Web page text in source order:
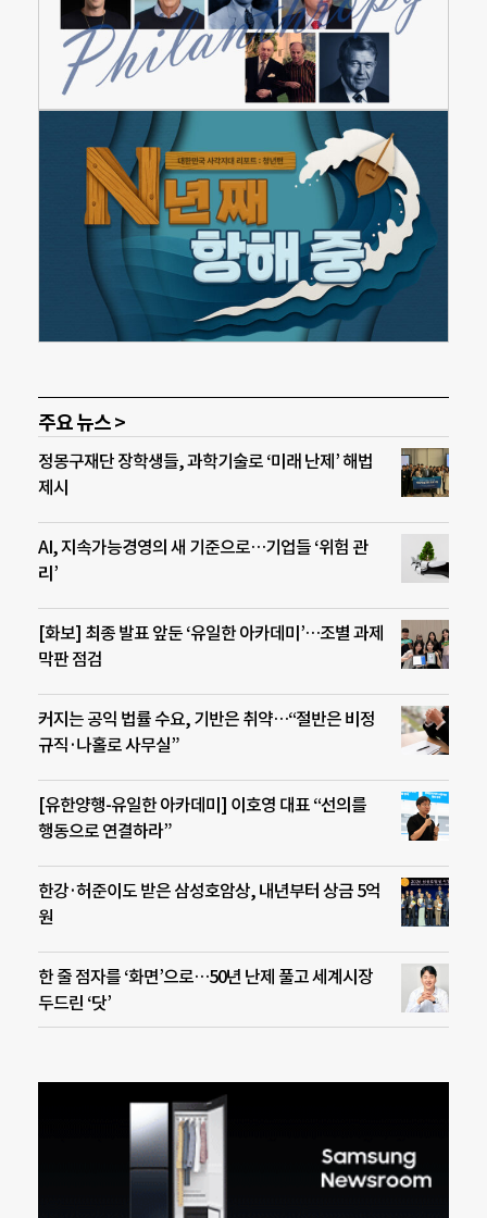
주요 뉴스 >
정몽구재단 장학생들, 과학기술로 ‘미래 난제’ 해법
제시
AI, 지속가능경영의 새 기준으로…기업들 ‘위험 관
리’
[화보] 최종 발표 앞둔 ‘유일한 아카데미’…조별 과제
막판 점검
커지는 공익 법률 수요, 기반은 취약…“절반은 비정
규직·나홀로 사무실”
[유한양행-유일한 아카데미] 이호영 대표 “선의를
행동으로 연결하라”
한강·허준이도 받은 삼성호암상, 내년부터 상금 5억
원
한 줄 점자를 ‘화면’으로…50년 난제 풀고 세계시장
두드린 ‘닷’